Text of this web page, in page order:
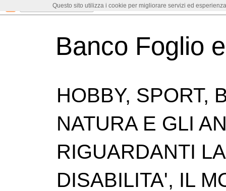
Banco Foglio
HOBBY, SPORT,
NATURA E GLI
RIGUARDANTI
DISABILITA', IL
Questo sito utilizza i cookie per migliorare servizi ed